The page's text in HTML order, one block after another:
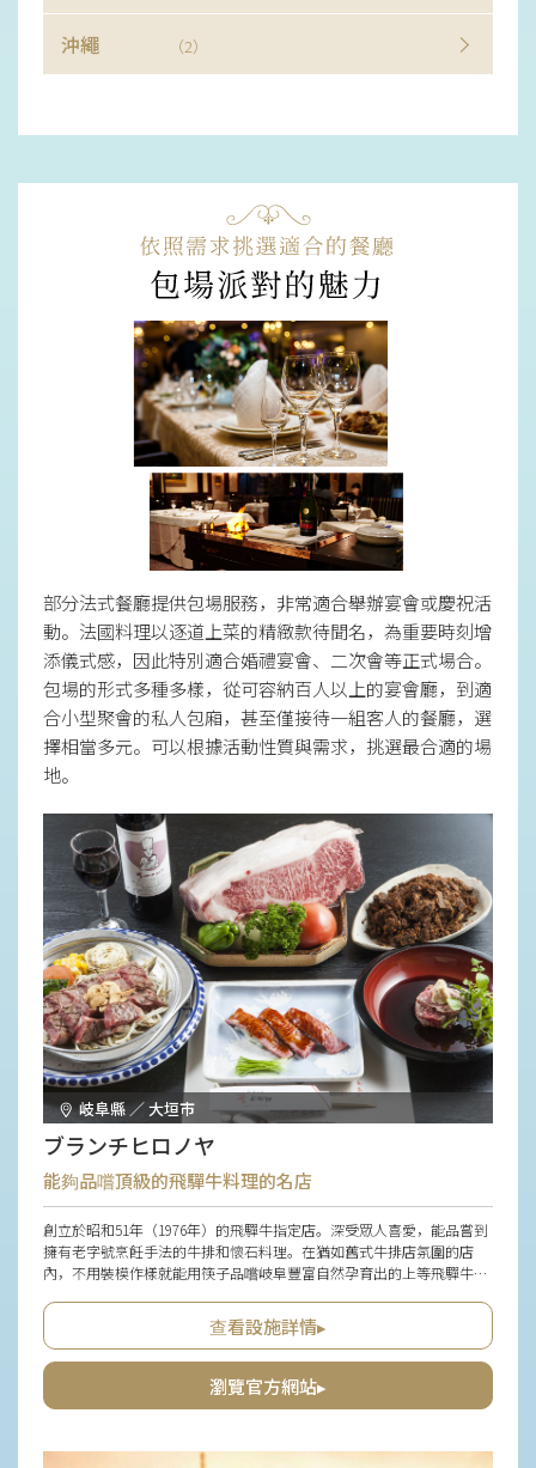
沖繩 （2）
部分法式餐廳提供包場服務，非常適合舉辦宴會或慶祝活
動。法國料理以逐道上菜的精緻款待聞名，為重要時刻增
添儀式感，因此特別適合婚禮宴會、二次會等正式場合。
包場的形式多種多樣，從可容納百人以上的宴會廳，到適
合小型聚會的私人包廂，甚至僅接待一組客人的餐廳，選
擇相當多元。可以根據活動性質與需求，挑選最合適的場
地。
岐阜縣 ／ 大垣市
ブランチヒロノヤ
能夠品嚐頂級的飛驒牛料理的名店
創立於昭和51年（1976年）的飛驒牛指定店。深受眾人喜愛，能品嘗到
擁有老字號烹飪手法的牛排和懷石料理。在猶如舊式牛排店氛圍的店
內，不用裝模作樣就能用筷子品嚐岐阜豐富自然孕育出的上等飛驒牛，
查看設施詳情▸
瀏覽官方網站▸